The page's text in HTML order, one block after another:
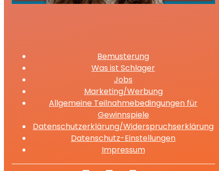
Bemusterung
Was ist Schlager
Jobs
Marketing/Werbung
Allgemeine Teilnahmebedingungen für
Gewinnspiele
Datenschutzerklärung/Widerspruchserklärung
Datenschutz-Einstellungen
Impressum